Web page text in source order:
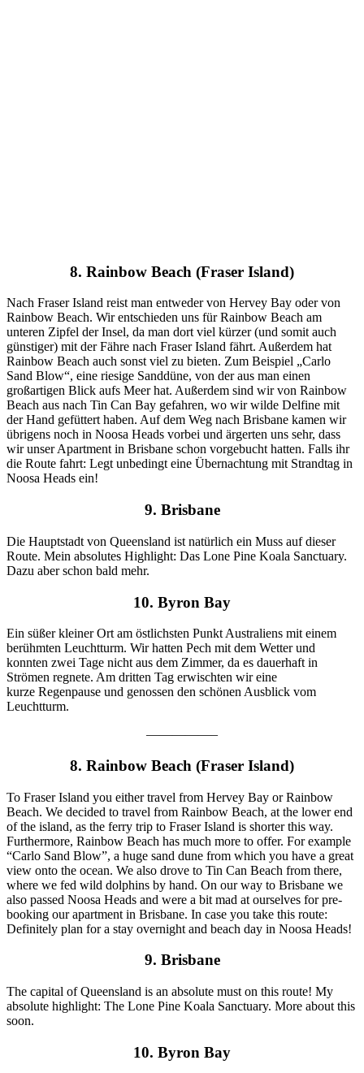
8. Rainbow Beach (Fraser Island)
Nach Fraser Island reist man entweder von Hervey Bay oder von
Rainbow Beach. Wir entschieden uns für Rainbow Beach am
unteren Zipfel der Insel, da man dort viel kürzer (und somit auch
günstiger) mit der Fähre nach Fraser Island fährt. Außerdem hat
Rainbow Beach auch sonst viel zu bieten. Zum Beispiel „Carlo
Sand Blow“, eine riesige Sanddüne, von der aus man einen
großartigen Blick aufs Meer hat. Außerdem sind wir von Rainbow
Beach aus nach Tin Can Bay gefahren, wo wir wilde Delfine mit
der Hand gefüttert haben. Auf dem Weg nach Brisbane kamen wir
übrigens noch in Noosa Heads vorbei und ärgerten uns sehr, dass
wir unser Apartment in Brisbane schon vorgebucht hatten. Falls ihr
die Route fahrt: Legt unbedingt eine Übernachtung mit Strandtag in
Noosa Heads ein!
9. Brisbane
Die Hauptstadt von Queensland ist natürlich ein Muss auf dieser
Route. Mein absolutes Highlight: Das Lone Pine Koala Sanctuary.
Dazu aber schon bald mehr.
10. Byron Bay
Ein süßer kleiner Ort am östlichsten Punkt Australiens mit einem
berühmten Leuchtturm. Wir hatten Pech mit dem Wetter und
konnten zwei Tage nicht aus dem Zimmer, da es dauerhaft in
Strömen regnete. Am dritten Tag erwischten wir eine
kurze Regenpause und genossen den schönen Ausblick vom
Leuchtturm.
—————–
8. Rainbow Beach (Fraser Island)
To Fraser Island you either travel from Hervey Bay or Rainbow
Beach. We decided to travel from Rainbow Beach, at the lower end
of the island, as the ferry trip to Fraser Island is shorter this way.
Furthermore, Rainbow Beach has much more to offer. For example
“Carlo Sand Blow”, a huge sand dune from which you have a great
view onto the ocean. We also drove to Tin Can Beach from there,
where we fed wild dolphins by hand. On our way to Brisbane we
also passed Noosa Heads and were a bit mad at ourselves for pre-
booking our apartment in Brisbane. In case you take this route:
Definitely plan for a stay overnight and beach day in Noosa Heads!
9. Brisbane
The capital of Queensland is an absolute must on this route! My
absolute highlight: The Lone Pine Koala Sanctuary. More about this
soon.
10. Byron Bay